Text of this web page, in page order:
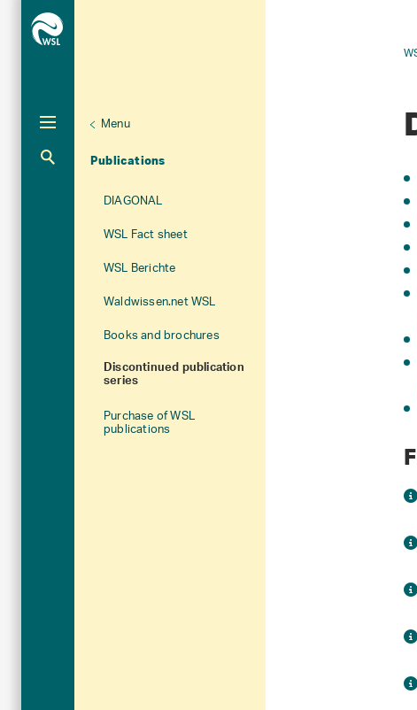
Menu
Publications
Aktuelle Navigation
DIAGONAL
WSL Fact sheet
WSL Berichte
Waldwissen.net WSL
Books and brochures
Discontinued publication
series
Purchase of WSL
publications